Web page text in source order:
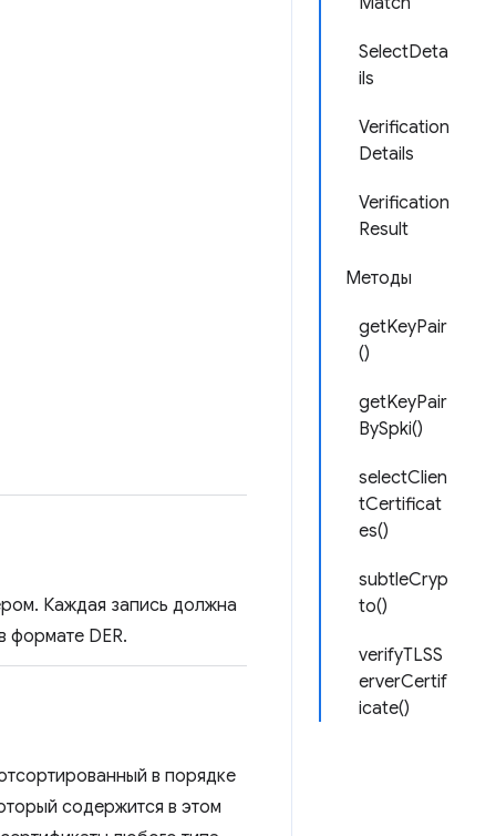
SelectDeta
ils
Verification
Details
Verification
Result
Методы
getKeyPair
()
getKeyPair
BySpki()
selectClien
tCertificat
es()
subtleCryp
to()
verifyTLSS
erverCertif
icate()
Каждая запись должна
формате DER.
в порядке
содержится в этом